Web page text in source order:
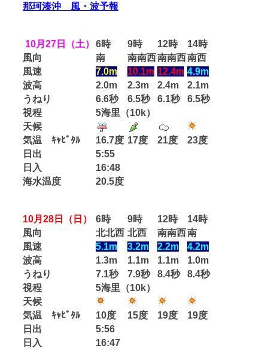
那珂湊沖 風・波予報
10月27日（土） 6時 9時 12時
14時
風向
南 南南西南南西南西
風速
7.0m 10.1m 12.4m 4.9m
波高
2.0m 2.3m 2.4m
2.1m
うねり
6.6秒 6.5秒 6.1秒
6.5秒
視程
5海里（10k）
天候
気温 ｷｬﾋﾟﾀﾙ
16.7度 17度 21度
23度
日出
5:55
日入
16:48
海水温度
20.5度
10月28日（日） 6時 9時 12時
14時
風向
北北西 北西 南南西南
風速
5.1m 3.2m 2.2m
4.2m
波高
1.3m 1.1m 1.1m
1.0m
うねり
7.1秒 7.9秒 8.4秒
8.4秒
視程
5海里（10k）
天候
気温 ｷｬﾋﾟﾀﾙ
10度 15度 19度
19度
日出
5:56
日入
16:47